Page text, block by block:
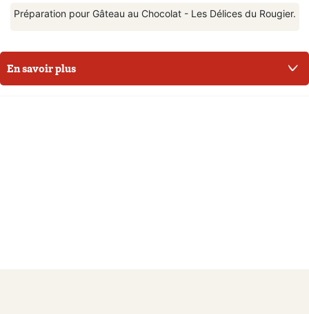
Préparation pour Gâteau au Chocolat - Les Délices du Rougier.
En savoir plus